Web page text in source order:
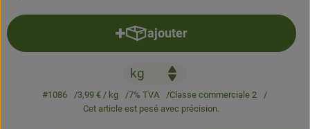
Qui sommes nous
ajouter
Ajouter le produit au panier
#1086 3,99 €/ kg 7% TVA
Classe commerciale 2
Cet article est pesé avec précision.